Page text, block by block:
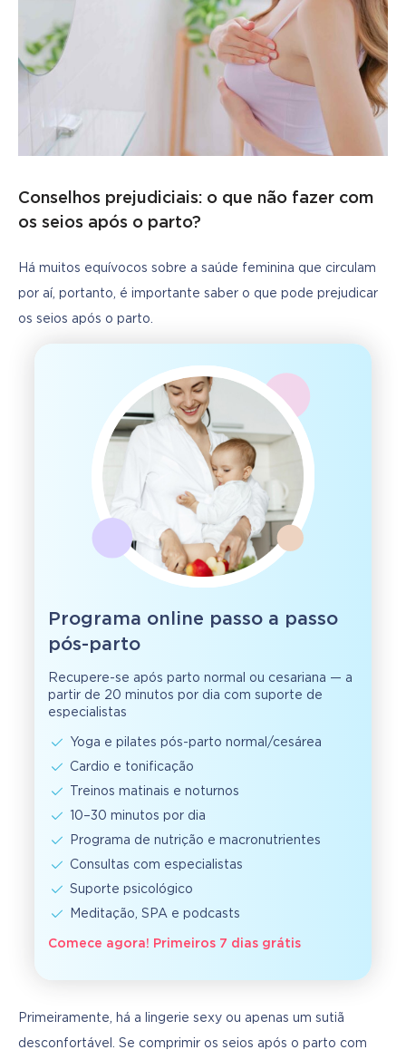
Conselhos prejudiciais: o que não fazer com
os seios após o parto?
Há muitos equívocos sobre a saúde feminina que circulam
por aí, portanto, é importante saber o que pode prejudicar
os seios após o parto.
Programa online passo a passo
pós-parto
Recupere-se após parto normal ou cesariana — a
partir de 20 minutos por dia com suporte de
especialistas
Yoga e pilates pós-parto normal/cesárea
Cardio e tonificação
Treinos matinais e noturnos
10–30 minutos por dia
Programa de nutrição e macronutrientes
Consultas com especialistas
Suporte psicológico
Meditação, SPA e podcasts
Comece agora! Primeiros 7 dias grátis
Primeiramente, há a lingerie sexy ou apenas um sutiã
desconfortável. Se comprimir os seios após o parto com